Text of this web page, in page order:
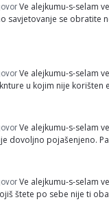
Ve alejkumu-s-selam
savjetovanje se obratite
Ve alejkumu-s-selam
u kojim nije korišten
Ve alejkumu-s-selam
dovoljno pojašenjeno.
Ve alejkumu-s-selam
štete po sebe nije ti